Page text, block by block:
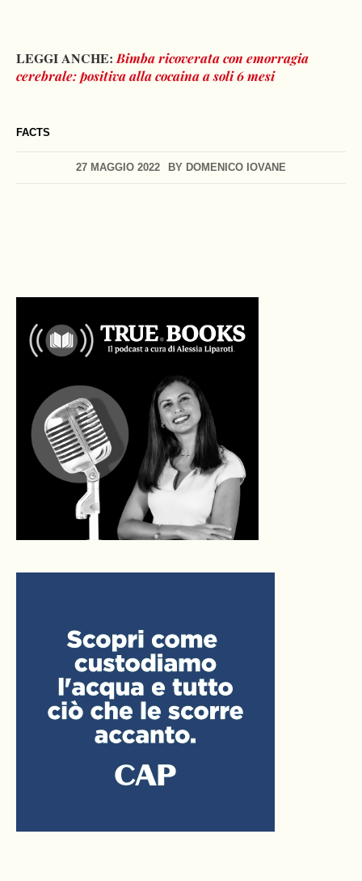
FACTS
27 MAGGIO 2022 BY DOMENICO IOVANE
LEGGI ANCHE: Bimba ricoverata con emorragia
cerebrale: positiva alla cocaina a soli 6 mesi